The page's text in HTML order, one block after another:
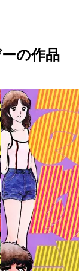
の作品